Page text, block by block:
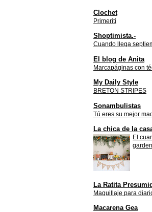
Clochet
Primeriti
Shoptimista.-
Cuando llega
El blog de Anita
Marcapáginas con
My Daily Style
BRETON STRIPES
Sonambulistas
Tú eres su mejor
La chica de la
El
La Ratita
Maquillaje para
Macarena Gea